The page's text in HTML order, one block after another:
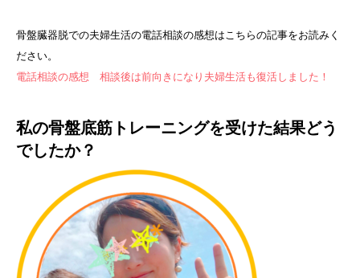
骨盤臓器脱での夫婦生活の電話相談の感想はこちらの記事をお読みく
ださい。
電話相談の感想 相談後は前向きになり夫婦生活も復活しました！
私の骨盤底筋トレーニングを受けた結果どう
でしたか？